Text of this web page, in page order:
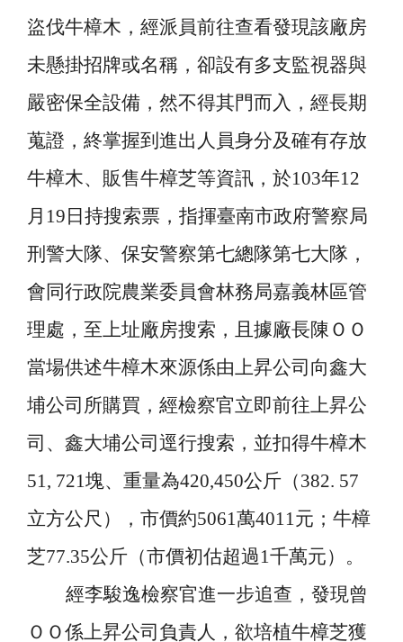
盜伐牛樟木，經派員前往查看發現該廠房
未懸掛招牌或名稱，卻設有多支監視器與
嚴密保全設備，然不得其門而入，經長期
蒐證，終掌握到進出人員身分及確有存放
牛樟木、販售牛樟芝等資訊，於103年12
月 19 日持搜索票，指揮臺南市政府警察局
刑警大隊、保安警察第七總隊第七大隊，
會同行政院農業委員會林務局嘉義林區管
理處，至上址廠房搜索，且據廠長陳ＯＯ
當場供述牛樟木來源係由上昇公司向鑫大
埔公司所購買，經檢察官立即前往上昇公
司、鑫大埔公司逕行搜索，並扣得牛樟木
51, 721塊、重量為420,450公斤（382. 57
立方公尺），市價約5061萬4011 元；牛樟
芝77.35公斤（市價初估超過1千萬元）。
經李駿逸檢察官進一步追查，發現曾
ＯＯ係上昇公司負責人，欲培植牛樟芝獲